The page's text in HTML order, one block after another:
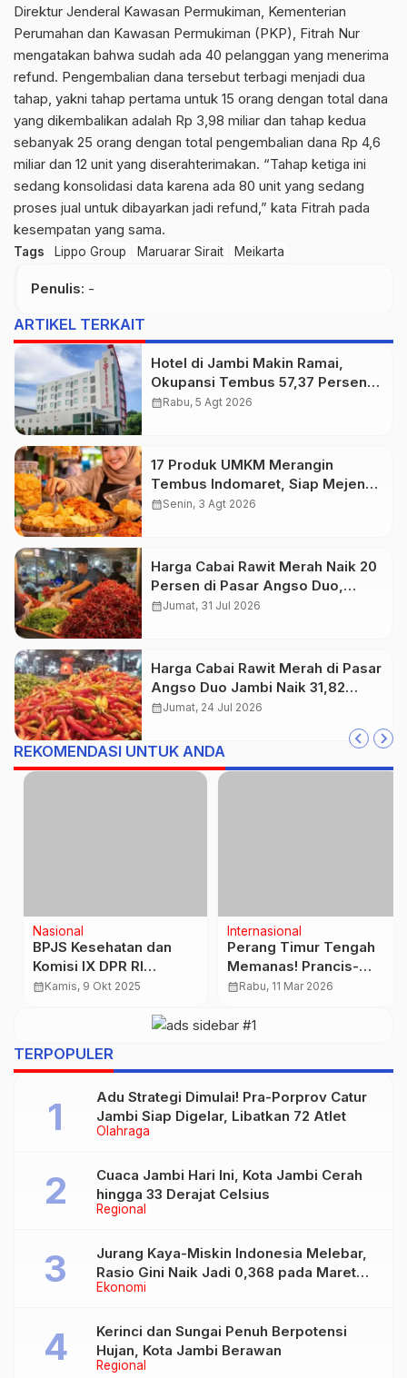
Direktur Jenderal Kawasan Permukiman, Kementerian
Perumahan dan Kawasan Permukiman (PKP), Fitrah Nur
mengatakan bahwa sudah ada 40 pelanggan yang menerima
refund. Pengembalian dana tersebut terbagi menjadi dua
tahap, yakni tahap pertama untuk 15 orang dengan total dana
yang dikembalikan adalah Rp 3,98 miliar dan tahap kedua
sebanyak 25 orang dengan total pengembalian dana Rp 4,6
miliar dan 12 unit yang diserahterimakan. “Tahap ketiga ini
sedang konsolidasi data karena ada 80 unit yang sedang
proses jual untuk dibayarkan jadi refund,” kata Fitrah pada
kesempatan yang sama.
Tags Lippo Group Maruarar Sirait Meikarta
Penulis: -
ARTIKEL TERKAIT
Hotel di Jambi Makin Ramai,
Okupansi Tembus 57,37 Persen
pada Juni 2026
calendar_monthRabu, 5 Agt 2026
17 Produk UMKM Merangin
Tembus Indomaret, Siap Mejeng
di Ribuan Gerai
calendar_monthSenin, 3 Agt 2026
Harga Cabai Rawit Merah Naik 20
Persen di Pasar Angso Duo,
Cabai Merah Justru Anjlok 25
calendar_monthJumat, 31 Jul 2026
Harga Cabai Rawit Merah di Pasar
Angso Duo Jambi Naik 31,82
Persen Jadi Rp44.000 per
calendar_monthJumat, 24 Jul 2026
REKOMENDASI UNTUK ANDA
Nasional
BPJS Kesehatan dan
Komisi IX DPR RI
Edukasi Masyarakat
calendar_monthKamis, 9 Okt 2025
Internasional
Perang Timur Tengah
Memanas! Prancis-
Inggris Bantu AS, Tel
Dihantam Rudal Iran
calendar_monthRabu, 11 Mar 2026
TERPOPULER
Olahraga
Adu Strategi Dimulai! Pra-Porprov Catur
Jambi Siap Digelar, Libatkan 72 Atlet
Regional
Cuaca Jambi Hari Ini, Kota Jambi Cerah
hingga 33 Derajat Celsius
Ekonomi
Jurang Kaya-Miskin Indonesia Melebar,
Rasio Gini Naik Jadi 0,368 pada Maret
2026
Regional
Kerinci dan Sungai Penuh Berpotensi
Hujan, Kota Jambi Berawan